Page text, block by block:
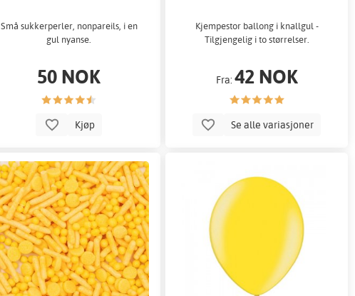
Små sukkerperler, nonpareils, i en
gul nyanse.
50 NOK
Kjøp
Kjempestor ballong i knallgul -
Tilgjengelig i to størrelser.
Fra: 42 NOK
Se alle variasjoner